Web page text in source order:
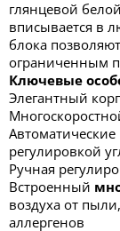
глянцевой
вписывается в
блока
ограниченным
Ключевые
Элегантный
регулировкой
Ручная
Встроенный
воздуха от
аллергенов